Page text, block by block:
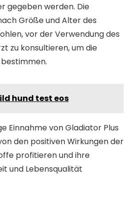
gegeben werden. Die
Größe und Alter des
vor der Verwendung des
zu konsultieren, um die
hund test eos
Einnahme von Gladiator Plus
den positiven Wirkungen der
profitieren und ihre
und Lebensqualität